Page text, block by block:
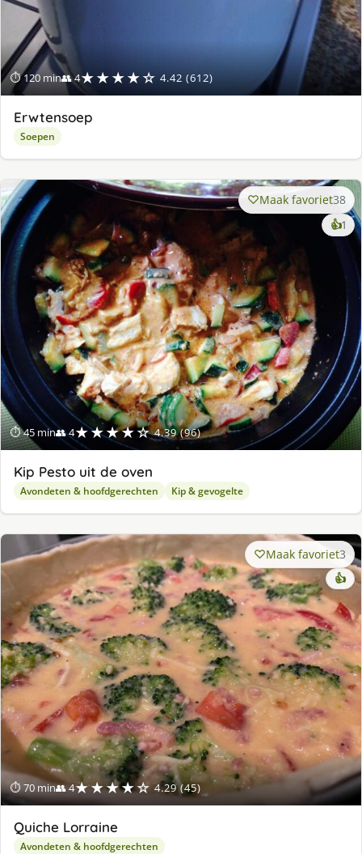
⏱ 120 min👥 4★★★★☆ 4.42 (612)
Erwtensoep
Soepen
⏱ 45 min👥 4★★★★☆ 4.39 (96)
Maak favoriet38
👍1
Kip Pesto uit de oven
Avondeten & hoofdgerechten Kip & gevogelte
⏱ 70 min👥 4★★★★☆ 4.29 (45)
Maak favoriet3
👍
Quiche Lorraine
Avondeten & hoofdgerechten